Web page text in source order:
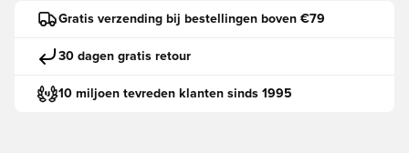
Gratis verzending bij bestellingen boven €79
30 dagen gratis retour
10 miljoen tevreden klanten sinds 1995